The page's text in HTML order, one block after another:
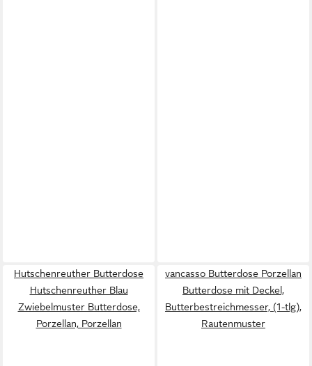
Hutschenreuther Butterdose
Hutschenreuther Blau
Zwiebelmuster Butterdose,
Porzellan, Porzellan
vancasso Butterdose Porzellan
Butterdose mit Deckel,
Butterbestreichmesser, (1-tlg),
Rautenmuster